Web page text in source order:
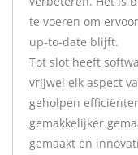
te voeren om
up-to-date blijft.
Tot slot heeft
vrijwel elk aspect
geholpen
gemakkelijker
gemaakt en